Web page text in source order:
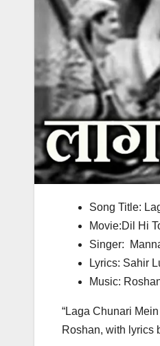
Song Title:
Movie:Dil Hi
Singer:
Lyrics: Sahir
Music:
“Laga Chunari
Roshan, with lyrics